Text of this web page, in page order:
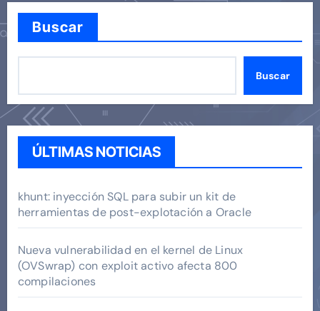
Buscar
Buscar
ÚLTIMAS NOTICIAS
khunt: inyección SQL para subir un kit de
herramientas de post-explotación a Oracle
Nueva vulnerabilidad en el kernel de Linux
(OVSwrap) con exploit activo afecta 800
compilaciones